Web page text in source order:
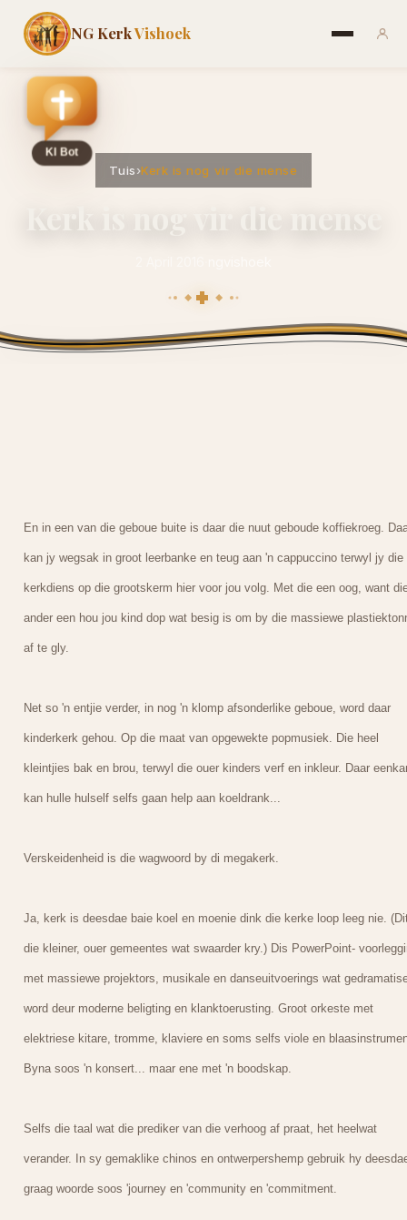
NG KerkVishoek
Tuis›Kerk is nog vir die mense
En in een van die geboue buite is daar die nuut geboude koffiekroeg.
kan jy wegsak in groot leerbanke en teug aan 'n cappuccino terwyl jy die
kerkdiens op die grootskerm hier voor jou volg. Met die een oog, want
ander een hou jou kind dop wat besig is om by die massiewe
af te gly.
Net so 'n entjie verder, in nog 'n klomp afsonderlike geboue, word daar
kinderkerk gehou. Op die maat van opgewekte popmusiek. Die heel
kleintjies bak en brou, terwyl die ouer kinders verf en inkleur. Daar
kan hulle hulself selfs gaan help aan koeldrank...
Verskeidenheid is die wagwoord by di megakerk.
Ja, kerk is deesdae baie koel en moenie dink die kerke loop leeg nie.
die kleiner, ouer gemeentes wat swaarder kry.) Dis PowerPoint-
met massiewe projektors, musikale en danseuitvoerings wat
word deur moderne beligting en klanktoerusting. Groot orkeste met
elektriese kitare, tromme, klaviere en soms selfs viole en
Byna soos 'n konsert... maar ene met 'n boodskap.
Selfs die taal wat die prediker van die verhoog af praat, het heelwat
verander. In sy gemaklike chinos en ontwerpershemp gebruik hy
graag woorde soos 'journey en 'community en 'commitment.